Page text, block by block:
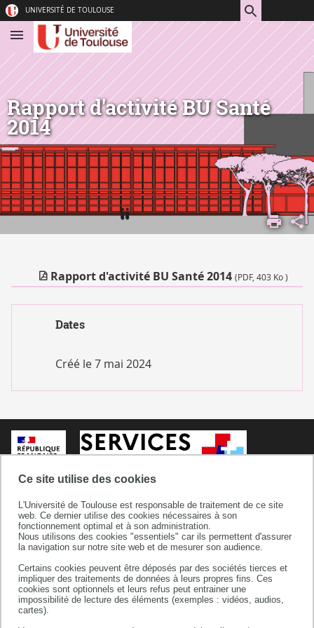
Ce site utilise des cookies
L'Université de Toulouse est responsable de traitement de ce site
web. Ce dernier utilise des cookies nécessaires à son
fonctionnement optimal et à son administration.
Nous utilisons des cookies "essentiels" car ils permettent d'assurer
la navigation sur notre site web et de mesurer son audience.
Certains cookies peuvent être déposés par des sociétés tierces et
impliquer des traitements de données à leurs propres fins. Ces
cookies sont optionnels et leurs refus peut entrainer une
impossibilité de lecture des éléments (exemples : vidéos, audios,
cartes).
au
contenu
directs
UNIVERSITÉ DE TOULOUSE
Rapport d'activité BU Santé
2014
ACCUEIL
Rapport d'activité BU Santé 2014 (PDF, 403 Ko )
Dates
Créé le7 mai 2024
Service Commun de Documentation
118 route de Narbonne
31062 TOULOUSE CEDEX 9